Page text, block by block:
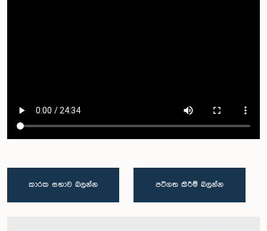
කාරක සභාව බලන්න පටිගත කිරීම් බලන්න